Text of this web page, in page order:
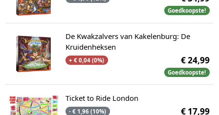
Goedkoopste!
De Kwakzalvers van Kakelenburg: De
Kruidenheksen
+ € 0,04 (0%) € 24,99
Goedkoopste!
Ticket to Ride London
- € 1,96 (10%) € 17,99